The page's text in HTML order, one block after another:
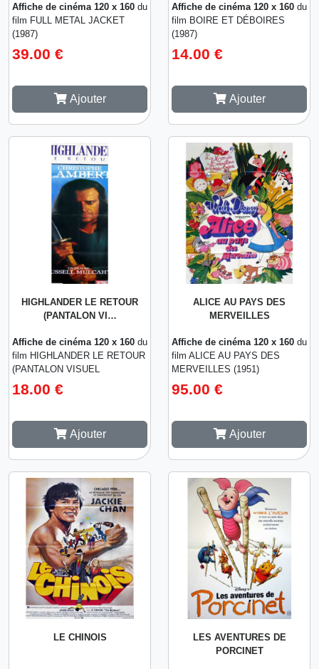
Affiche de cinéma 120 x 160 du
film FULL METAL JACKET
(1987)
39.00 €
Ajouter
Affiche de cinéma 120 x 160 du
film BOIRE ET DÉBOIRES
(1987)
14.00 €
Ajouter
HIGHLANDER LE RETOUR
(PANTALON VI…
Affiche de cinéma 120 x 160 du
film HIGHLANDER LE RETOUR
(PANTALON VISUEL
CHRISTOPHE LAMBERT)
(1991)
18.00 €
Ajouter
ALICE AU PAYS DES
MERVEILLES
Affiche de cinéma 120 x 160 du
film ALICE AU PAYS DES
MERVEILLES (1951)
95.00 €
Ajouter
LE CHINOIS
LES AVENTURES DE
PORCINET